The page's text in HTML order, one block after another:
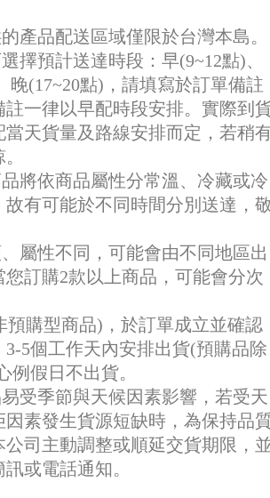
產品配送區域僅限於台灣本島。
擇預計送達時段：早(9~12點)、
晚(17~20點)，請填寫於訂單備註
註一律以早配時段安排。實際到
當天貨量及路線安排而定，若稍
將依商品屬性分常溫、冷藏或冷
故有可能於不同時間分別送達，
屬性不同，可能會由不同地區出
訂購2款以上商品，可能會分次
預購型商品)，於訂單成立並確認
5個工作天內安排出貨(預購品除
例假日不出貨。
受季節與天候因素影響，若受天
因素發生貨源短缺時，為保持品
公司主動調整或順延交貨期限，
或電話通知。